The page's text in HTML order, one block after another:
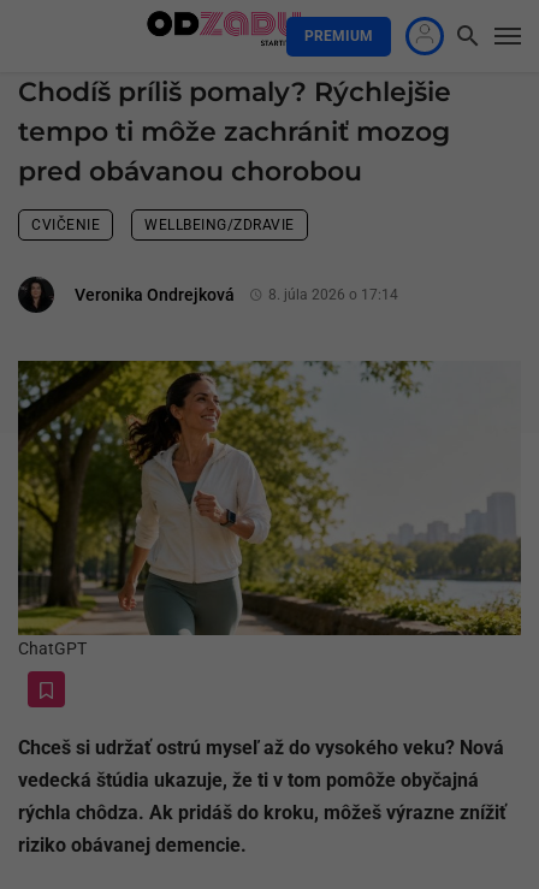
PREMIUM
Chodíš príliš pomaly? Rýchlejšie
tempo ti môže zachrániť mozog
pred obávanou chorobou
CVIČENIE WELLBEING/ZDRAVIE
Veronika Ondrejková 8. júla 2026 o 17:14
ChatGPT
Chceš si udržať ostrú myseľ až do vysokého veku? Nová
vedecká štúdia ukazuje, že ti v tom pomôže obyčajná
rýchla chôdza. Ak pridáš do kroku, môžeš výrazne znížiť
riziko obávanej demencie.